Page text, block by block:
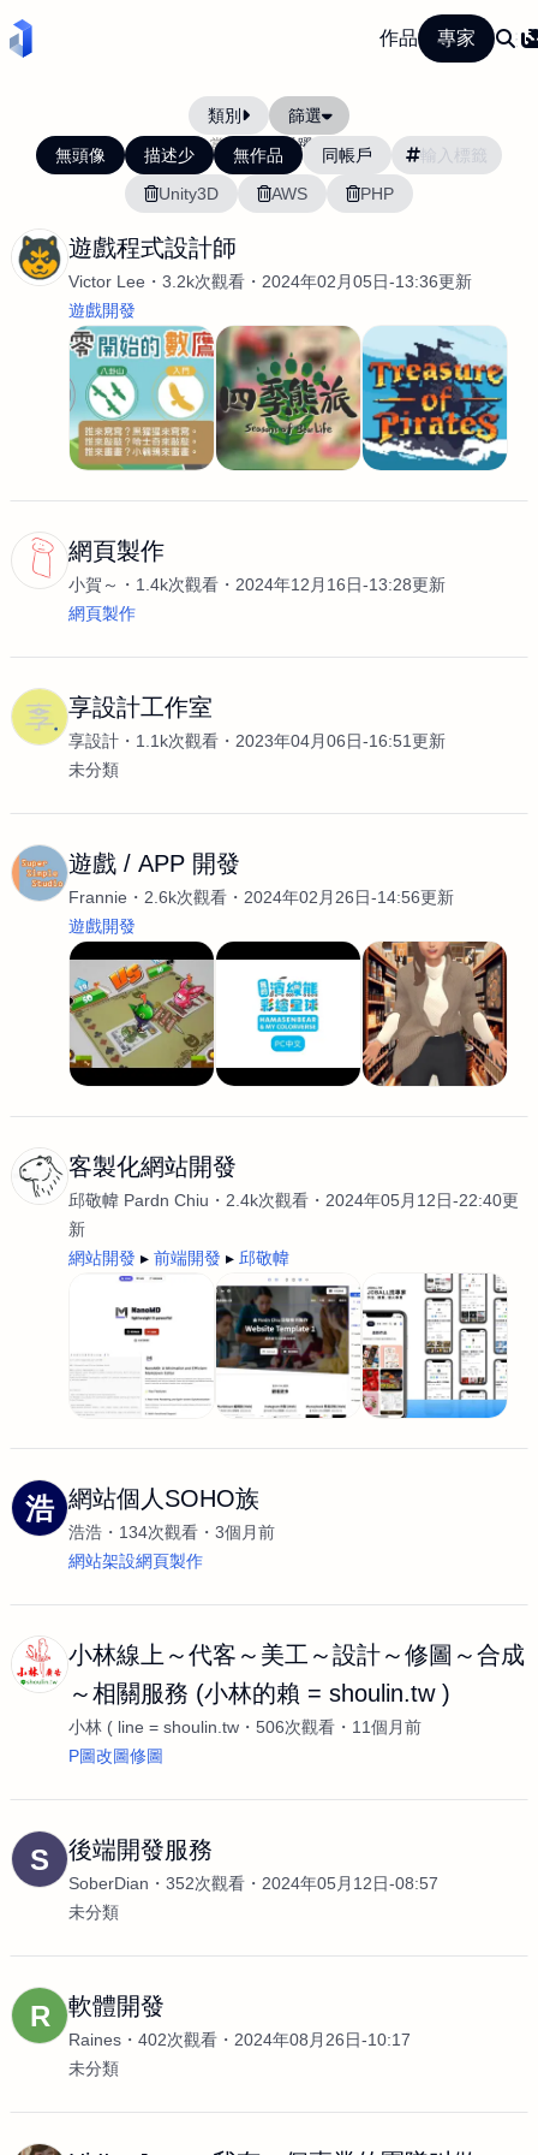
作品 專家
類別 篩選
當前排序: 活躍度
無頭像 描述少 無作品
同帳戶
Unity3D
AWS PHP
遊戲程式設計師
Victor Lee 3.2k次觀看
2024年02月05日-13:36更新
遊戲開發
網頁製作
小賀～ 1.4k次觀看
2024年12月16日-13:28更新
網頁製作
享設計工作室
享設計 1.1k次觀看
2023年04月06日-16:51更新
未分類
遊戲 / APP 開發
Frannie 2.6k次觀看
2024年02月26日-14:56更新
遊戲開發
客製化網站開發
邱敬幃 Pardn Chiu 2.4k次觀看
2024年05月12日-22:40更
新
網站開發
前端開發 邱敬幃
浩 網站個人SOHO族
浩浩 134次觀看
3個月前
網站架設網頁製作
小林線上～代客～美工～設計～修圖～合成
～相關服務 (小林的賴 = shoulin.tw )
小林 ( line = shoulin.tw 506次觀看
11個月前
P圖改圖修圖
S 後端開發服務
SoberDian 352次觀看
2024年05月12日-08:57
未分類
R 軟體開發
Raines 402次觀看
2024年08月26日-10:17
未分類